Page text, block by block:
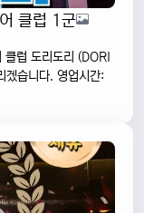
클럽 1군
럽 도리도리 (DORI
겠습니다. 영업시간: